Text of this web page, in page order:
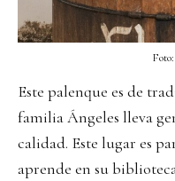
Este palenque es de
familia Ángeles lleva
calidad. Este lugar es
aprende en su